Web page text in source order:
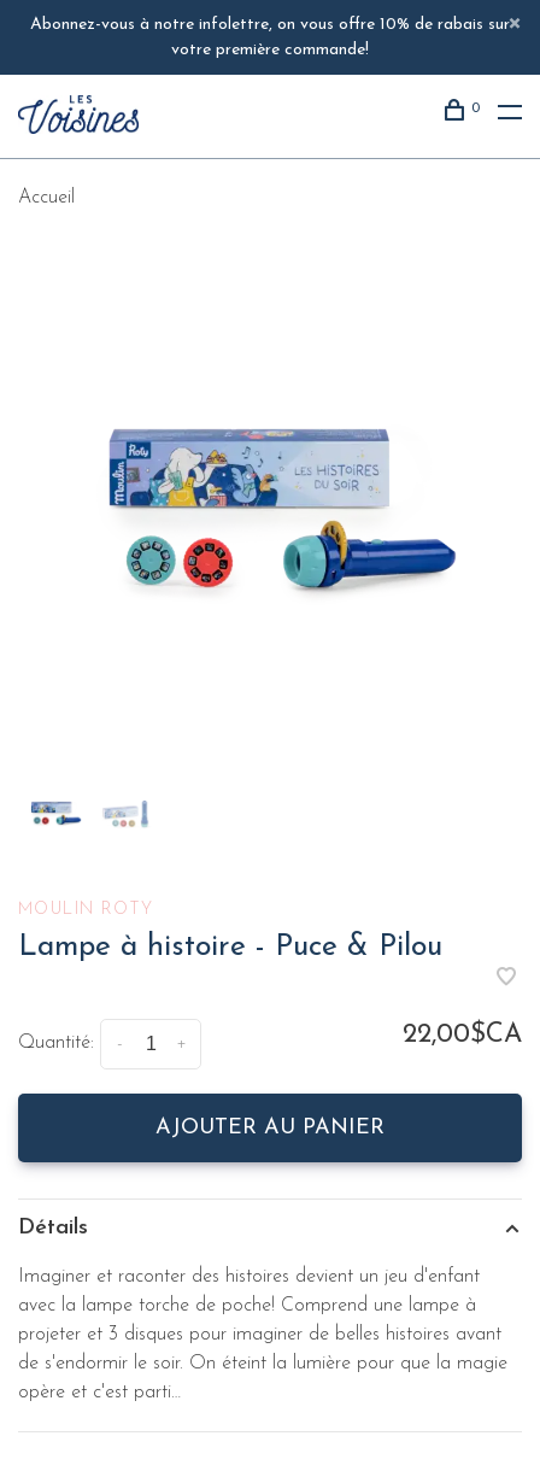
Abonnez-vous à notre infolettre, on vous offre 10% de rabais sur
votre première commande!
0
Accueil
MOULIN ROTY
Lampe à histoire - Puce & Pilou
Quantité: +
- 22,00$CA
AJOUTER AU PANIER
Détails
Imaginer et raconter des histoires devient un jeu d'enfant
avec la lampe torche de poche! Comprend une lampe à
projeter et 3 disques pour imaginer de belles histoires avant
de s'endormir le soir. On éteint la lumière pour que la magie
opère et c'est parti…